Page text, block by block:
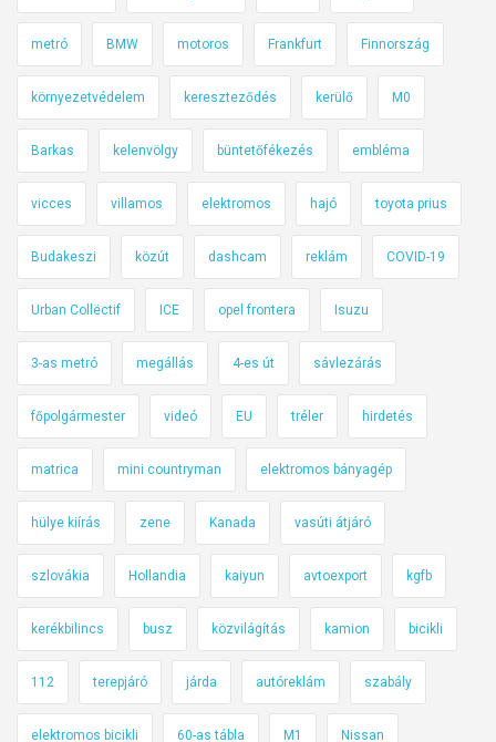
metró BMW motoros Frankfurt Finnország
környezetvédelem kereszteződés kerülő M0
Barkas kelenvölgy büntetőfékezés embléma
vicces villamos elektromos hajó toyota prius
Budakeszi közút dashcam reklám COVID-19
Urban Collëctif ICE opel frontera Isuzu
3-as metró megállás 4-es út sávlezárás
főpolgármester videó EU tréler hirdetés
matrica mini countryman elektromos bányagép
hülye kiírás zene Kanada vasúti átjáró
szlovákia Hollandia kaiyun avtoexport kgfb
kerékbilincs busz közvilágítás kamion bicikli
112 terepjáró járda autóreklám szabály
elektromos bicikli 60-as tábla M1 Nissan